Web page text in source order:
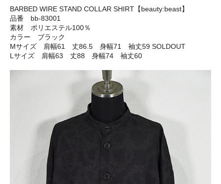
BARBED WIRE STAND COLLAR SHIRT【beauty:beast】
品番 bb-83001
素材 ポリエステル100％
カラー ブラック
Mサイズ 肩幅61 丈86.5 身幅71 袖丈59 SOLDOUT
Lサイズ 肩幅63 丈88 身幅74 袖丈60